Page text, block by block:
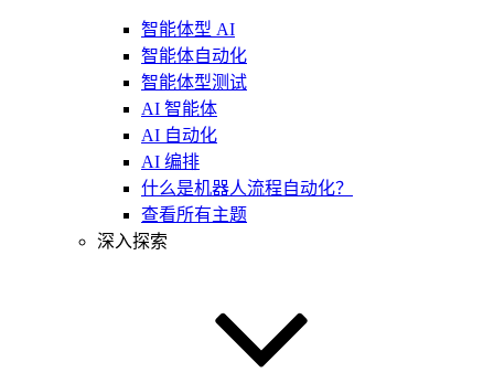
智能体型 AI
智能体自动化
智能体型测试
AI 智能体
AI 自动化
AI 编排
什么是机器人流程自动化？
查看所有主题
深入探索